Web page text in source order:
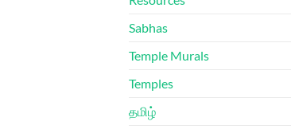
Sabhas
Temple Murals
Temples
தமிழ்